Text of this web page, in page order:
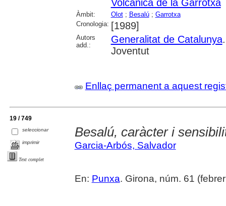
Volcànica de la Garrotxa
Àmbit: Olot; Besalú; Garrotxa
Cronologia: [1989]
Autors
add.:
Generalitat de Catalunya
Joventut
Enllaç permanent a aquest
19 / 749
seleccionar
imprimir
Text complet
Besalú, caràcter i
Garcia-Arbós, Salvador
En: Punxa. Girona, núm. 61